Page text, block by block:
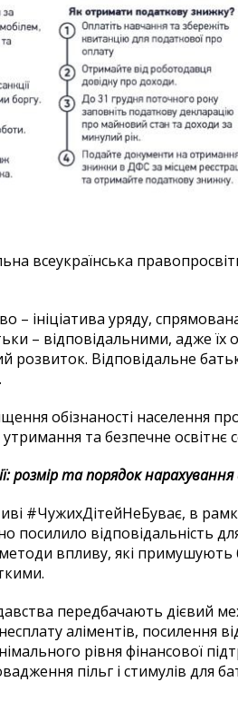
всеукраїнська
– ініціатива уряду,
– відповідальними, адже їх
розвиток. Відповідальне
обізнаності населення
та безпечне освітнє
розмір та порядок
#ЧужихДітейНеБуває, в
посилило відповідальність
впливу, які примушують
передбачають дієвий
аліментів, посилення
рівня фінансової
пільг і стимулів для